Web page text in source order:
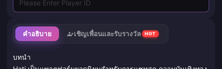
คำอธิบาย เชิญเพื่อนและรับรางวัล HOT
บทนำ